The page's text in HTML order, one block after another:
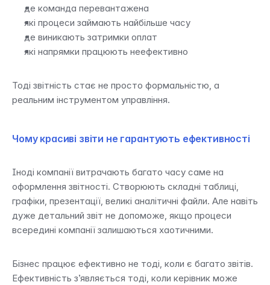
де команда перевантажена
які процеси займають найбільше часу
де виникають затримки оплат
які напрямки працюють неефективно
Тоді звітність стає не просто формальністю, а
реальним інструментом управління.
Чому красиві звіти не гарантують ефективності
Іноді компанії витрачають багато часу саме на
оформлення звітності. Створюють складні таблиці,
графіки, презентації, великі аналітичні файли. Але навіть
дуже детальний звіт не допоможе, якщо процеси
всередині компанії залишаються хаотичними.
Бізнес працює ефективно не тоді, коли є багато звітів.
Ефективність з’являється тоді, коли керівник може